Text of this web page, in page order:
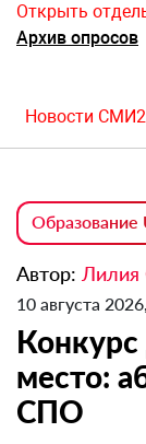
Открыть
Архив опросов
Новости СМИ2
Образование
Автор: Лилия
10 августа
место:
СПО